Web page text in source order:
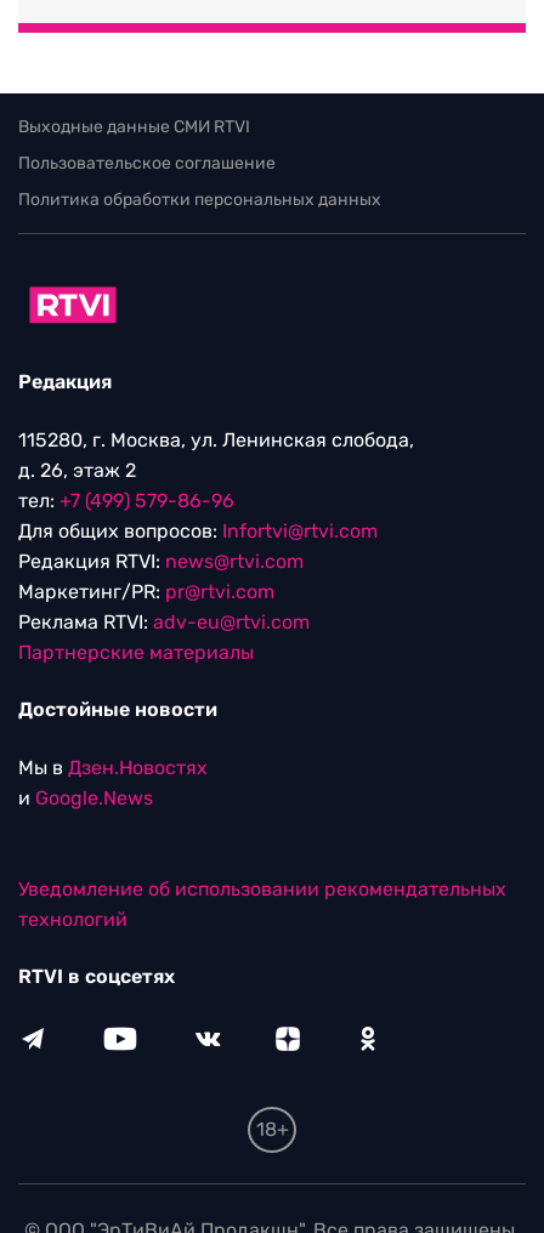
Выходные данные СМИ RTVI
Пользовательское соглашение
Политика обработки персональных данных
Редакция
115280, г. Москва, ул. Ленинская слобода,
д. 26, этаж 2
тел: +7 (499) 579-86-96
Для общих вопросов: Infortvi@rtvi.com
Редакция RTVI: news@rtvi.com
Маркетинг/PR: pr@rtvi.com
Реклама RTVI: adv-eu@rtvi.com
Партнерские материалы
Достойные новости
Мы в Дзен.Новостях
и Google.News
Уведомление об использовании рекомендательных
технологий
RTVI в соцсетях
18+